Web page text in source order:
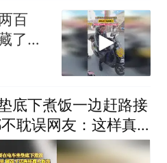
百
了，
人佩
底下煮饭一边赶路接
耽误网友：这样真